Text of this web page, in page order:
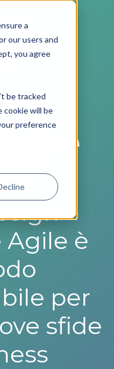
a
our users and
you agree
be tracked
cookie will be
preferencee
è
per
sfide